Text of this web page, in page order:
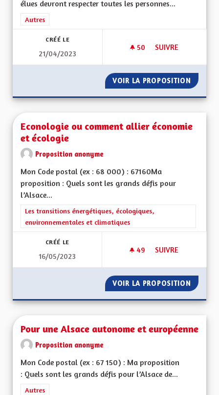
élues devront respecter toutes les personnes...
Filtrer les résultats de la catégorie : Autres
Autres
CRÉÉ LE
21/04/2023
50 50 ABONNÉS
SUIVRE
VOIR LA PROPOSITION
Econologie ou comment allier économie
et écologie
Proposition anonyme
Mon Code postal (ex : 68 000) : 67160Ma
proposition : Quels sont les grands défis pour
l’Alsace...
Filtrer les résultats de la catégorie : Les transitions
Les transitions énergétiques, écologiques,
environnementales et climatiques
CRÉÉ LE
16/05/2023
49 49 ABONNÉS
SUIVRE
VOIR LA PROPOSITION
Pour une Alsace autonome et européenne
Proposition anonyme
Mon Code postal (ex : 67 150) : Ma proposition
: Quels sont les grands défis pour l’Alsace de...
Filtrer les résultats de la catégorie : Autres
Autres